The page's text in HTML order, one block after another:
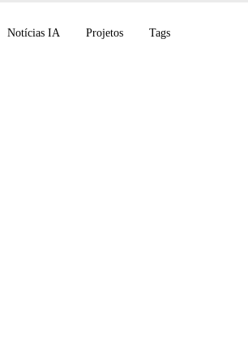
Notícias IA Projetos Tags